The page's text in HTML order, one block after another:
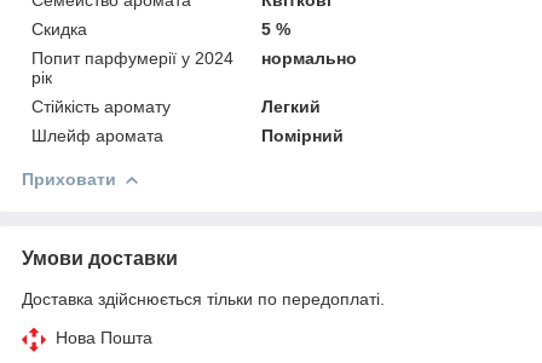
Скидка
5 %
Попит парфумерії у 2024
рік
нормально
Стійкість аромату
Легкий
Шлейф аромата
Помірний
Приховати
Умови доставки
Доставка здійснюється тільки по передоплаті.
Нова Пошта